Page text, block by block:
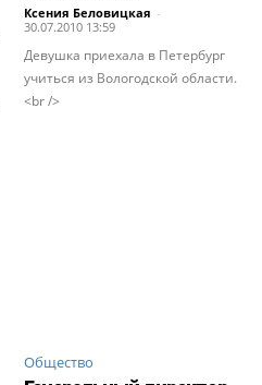
Ксения Беловицкая -
30.07.2010 13:59
Девушка приехала в Петербург
учиться из Вологодской области.
<br />
Общество